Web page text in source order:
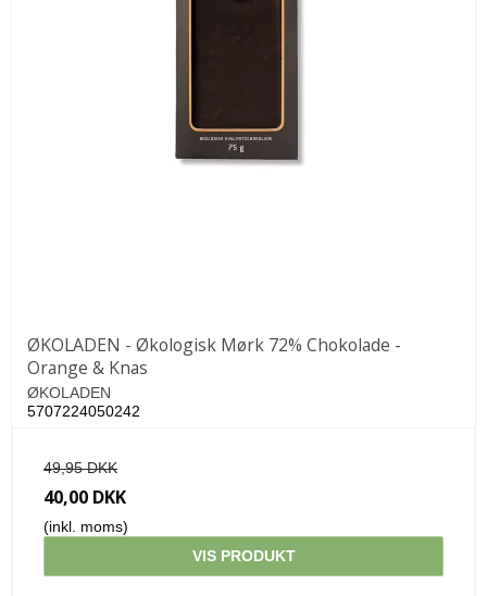
ØKOLADEN - Økologisk Mørk 72% Chokolade -
Orange & Knas
ØKOLADEN
5707224050242
49,95 DKK
40,00 DKK
(inkl. moms)
VIS PRODUKT